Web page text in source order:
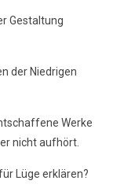
Gestaltung
der Niedrigen
Werke
nicht aufhört.
Lüge erklären?